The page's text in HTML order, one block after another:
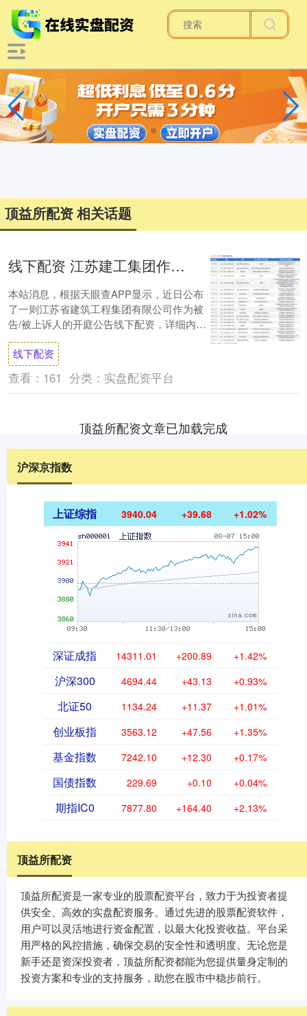
顶益所配资 相关话题
线下配资 江苏建工集团作为被告/被上诉人的1起涉及建设工程合同纠纷的诉讼将于2025年6月20日开庭
本站消息，根据天眼查APP显示，近日公布
了一则江苏省建筑工程集团有限公司作为被
告/被上诉人的开庭公告线下配资，详细内容
如下： 案号：（2025）苏0114民初4....
线下配资
查看： 161 分类： 实盘配资平台
顶益所配资文章已加载完成
沪深京指数
上证综指 3940.04 +39.68 +1.02%
深证成指 14311.01 +200.89 +1.42%
沪深300 4694.44 +43.13 +0.93%
北证50 1134.24 +11.37 +1.01%
创业板指 3563.12 +47.56 +1.35%
基金指数 7242.10 +12.30 +0.17%
国债指数 229.69 +0.10 +0.04%
期指IC0 7877.80 +164.40 +2.13%
顶益所配资
顶益所配资是一家专业的股票配资平台，致力于为投资者提
供安全、高效的实盘配资服务。通过先进的股票配资软件，
用户可以灵活地进行资金配置，以最大化投资收益。平台采
用严格的风控措施，确保交易的安全性和透明度。无论您是
新手还是资深投资者，顶益所配资都能为您提供量身定制的
投资方案和专业的支持服务，助您在股市中稳步前行。